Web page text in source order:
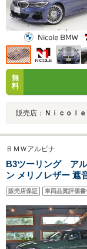
無
料
販売店： Ｎｉｃｏｌｅ Ｂ
ＢＭＷアルピナ
B3ツーリング ア
ン メリノレザー 遮
ドライビングアシ
harman/kardon ア
販売店保証 車両品質評価書